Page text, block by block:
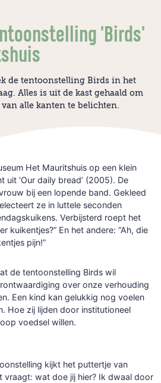
'Birds'
de tentoonstelling Birds in het
Alles is uit de kast gehaald om
alle kanten te belichten.
Het Mauritshuis op een klein
uit ‘Our daily bread’ (2005). De
bij een lopende band. Gekleed
ze in luttele seconden
Verbijsterd roept het
kuikentjes?” En het andere: “Ah, die
pijn!”
de tentoonstelling Birds wil
over onze verhouding
Een kind kan gelukkig nog voelen
Hoe zij lijden door institutioneel
voedsel willen.
kijkt het puttertje van
vraagt: wat doe jij hier? Ik dwaal door